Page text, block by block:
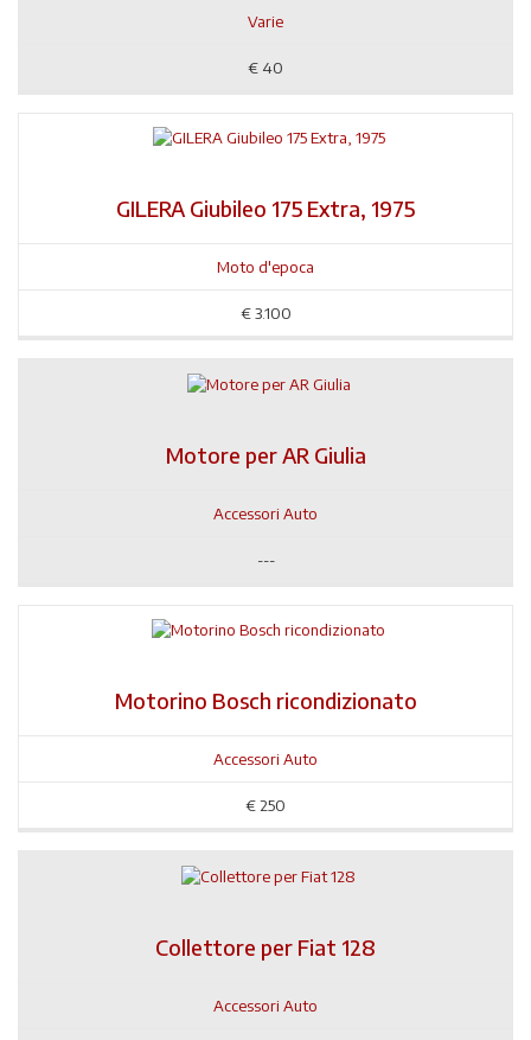
Varie
€ 40
GILERA Giubileo 175 Extra, 1975
Moto d'epoca
€ 3.100
Motore per AR Giulia
Accessori Auto
---
Motorino Bosch ricondizionato
Accessori Auto
€250
Collettore per Fiat 128
Accessori Auto